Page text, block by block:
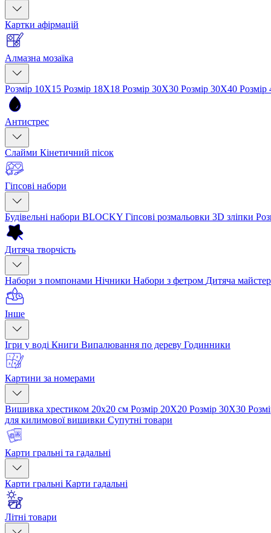
Картки афірмацій
Алмазна мозаїка
Розмір 10Х15 Розмір 18Х18 Розмір 30Х30 Розмір 30Х40
Антистрес
Слайми Кінетичний пісок
Гіпсові набори
Будівельні набори BLOCKY Гіпсові розмальовки 3D зліпки
Дитяча творчість
Набори з помпонами Нічники Набори з фетром Дитяча
Інше
Ігри у воді Книги Випалювання по дереву Годинники
Картини за номерами
Вишивка хрестиком 20х20 см Розмір 20Х20 Розмір 30Х30
для килимової вишивки Супутні товари
Карти гральні та гадальні
Карти гральні Карти гадальні
Літні товари